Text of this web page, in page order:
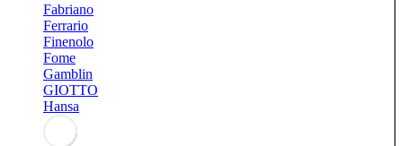
Fabriano
Ferrario
Finenolo
Fome
Gamblin
GIOTTO
Hansa